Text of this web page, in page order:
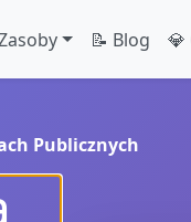
📝 Blog 💎
Publicznych